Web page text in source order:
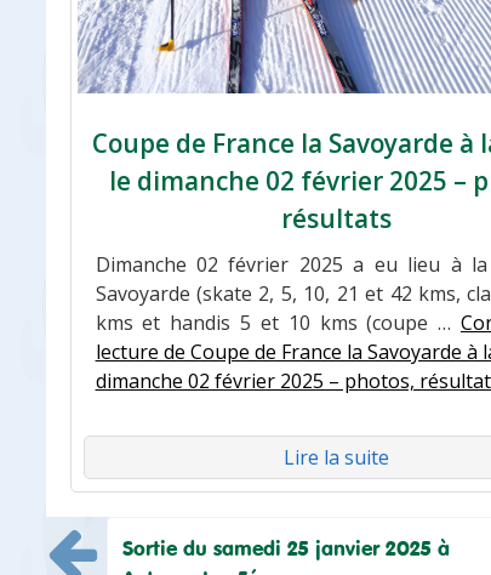
Coupe de France la Savoyarde à
le dimanche 02 février 2025 –
résultats
Dimanche 02 février 2025 a eu lieu à la
Savoyarde (skate 2, 5, 10, 21 et 42 kms,
kms et handis 5 et 10 kms (coupe …
lecture de Coupe de France la Savoyarde à
dimanche 02 février 2025 – photos,
Lire la suite
Navigation
Sortie du samedi 25 janvier 2025 à